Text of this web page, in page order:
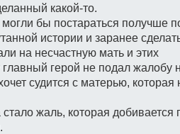
какой-то.
бы постараться получше
истории и заранее
на несчастную мать и этих
герой не подал жалобу
судится с матерью, которая
стало жаль, которая добивается